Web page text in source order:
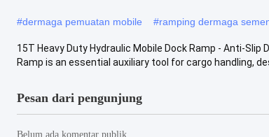
#dermaga pemuatan mobile #ramping dermaga
15T Heavy Duty Hydraulic Mobile Dock Ramp - Anti-
Ramp is an essential auxiliary tool for cargo handling,
Pesan dari pengunjung
Belum ada komentar publik